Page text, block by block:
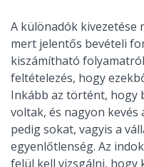
A különadók kivezetése
mert jelentős bevételi
kiszámítható
feltételezés, hogy
Inkább az történt, hogy
voltak, és nagyon
pedig sokat, vagyis a
egyenlőtlenség. Az
felül kell vizsgálni, hogy